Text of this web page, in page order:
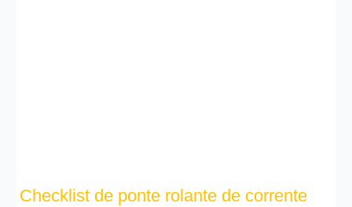
Checklist de ponte rolante de corrente